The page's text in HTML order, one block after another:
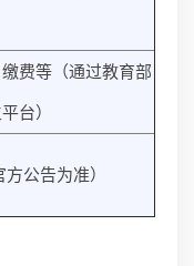
费等（通过教育部
台）
公告为准）